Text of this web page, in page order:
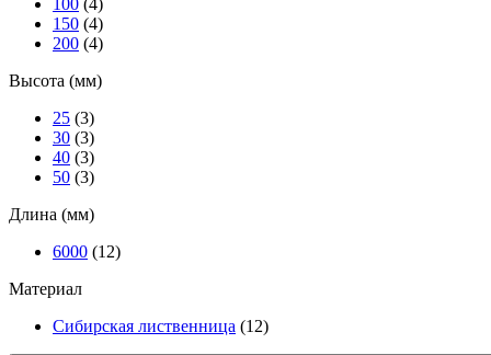
100 (4)
150 (4)
200 (4)
Высота (мм)
25 (3)
30 (3)
40 (3)
50 (3)
Длина (мм)
6000 (12)
Материал
Сибирская лиственница (12)